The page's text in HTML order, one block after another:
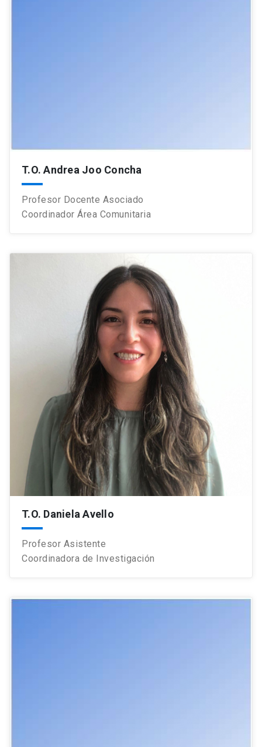
T.O. Andrea Joo Concha
Profesor Docente Asociado
Coordinador Área Comunitaria
T.O. Daniela Avello
Profesor Asistente
Coordinadora de Investigación